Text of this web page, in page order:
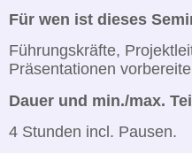
Für wen ist dieses
Führungskräfte,
Präsentationen
Dauer und min./max.
4 Stunden incl. Pausen.